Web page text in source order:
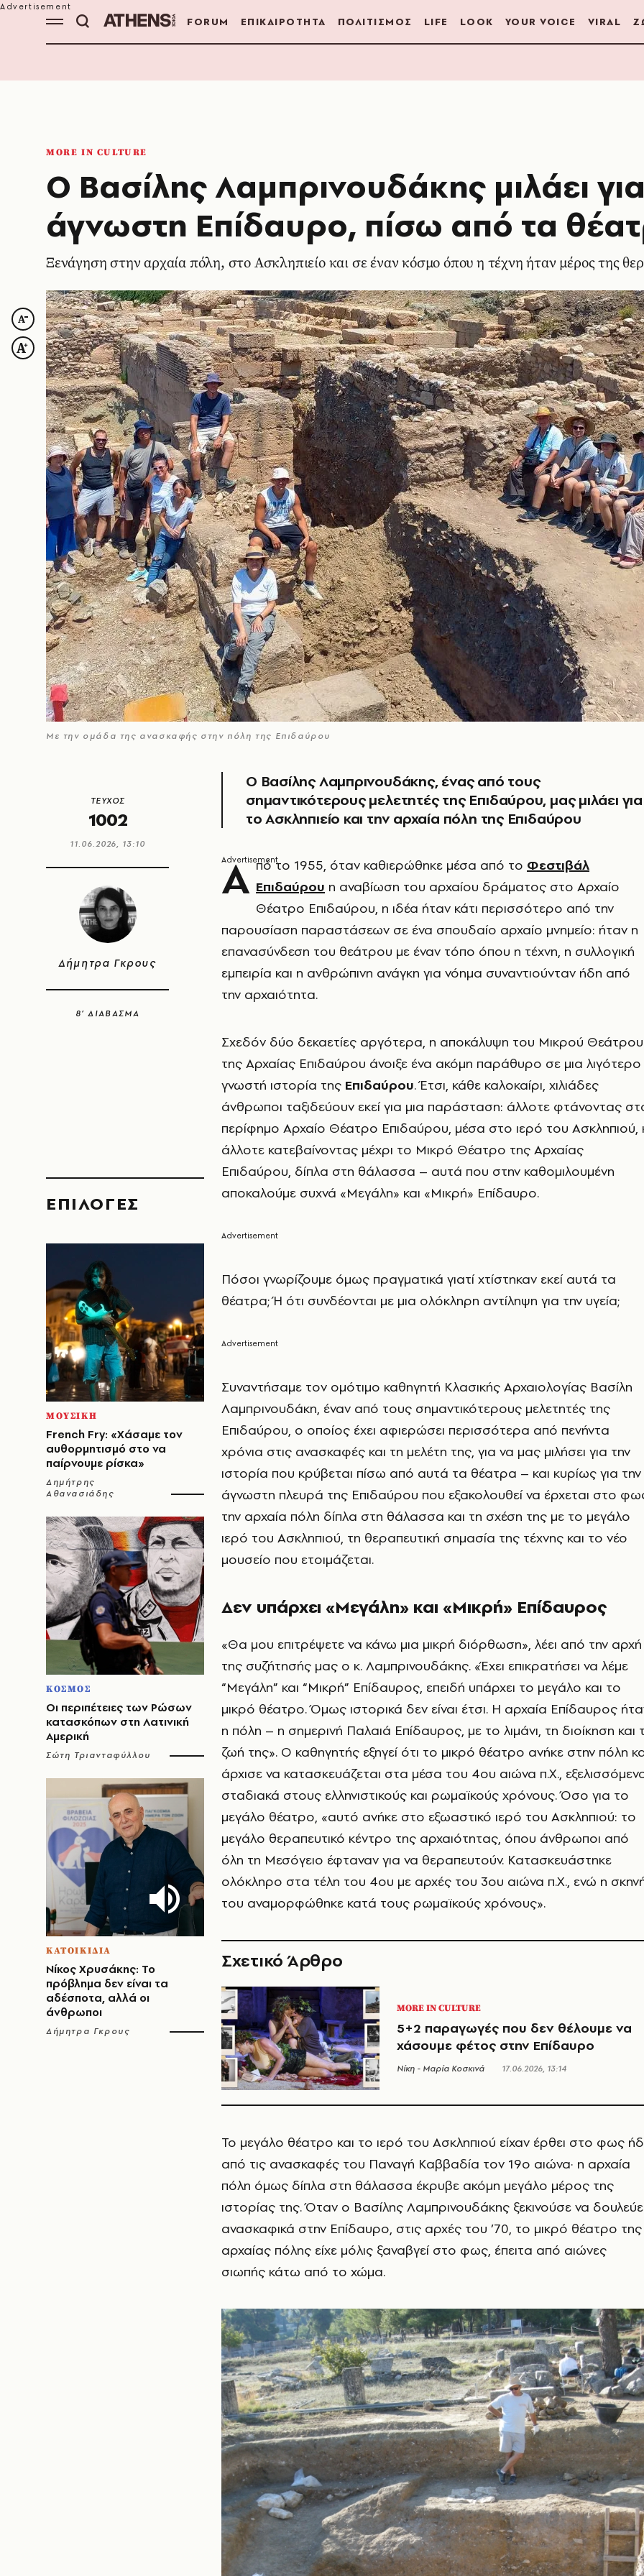
FORUM ΕΠΙΚΑΙΡΟΤΗΤΑ ΠΟΛΙΤΙΣΜΟΣ LIFE LOOK YOUR VOICE VIRAL
MORE IN CULTURE
Ο Βασίλης Λαμπρινουδάκης μιλάει
άγνωστη Επίδαυρο, πίσω από τα
Ξενάγηση στην αρχαία πόλη, στο Ασκληπιείο και σε έναν κόσμο όπου η τέχνη ήταν μέρος της
Με την ομάδα της ανασκαφής στην πόλη της Επιδαύρου
ΤΕΥΧΟΣ
1002
11.06.2026, 13:10
Δήμητρα Γκρους
8’ ΔΙΑΒΑΣΜΑ
EΠΙΛΟΓΈΣ
ΜΟΥΣΙΚΗ
French Fry: «Χάσαμε τον
αυθορμητισμό στο να
παίρνουμε ρίσκα»
Δημήτρης
Αθανασιάδης
ΚΟΣΜΟΣ
Οι περιπέτειες των Ρώσων
κατασκόπων στη Λατινική
Αμερική
Σώτη Τριανταφύλλου
ΚΑΤΟΙΚΙΔΙΑ
Νίκος Χρυσάκης: Το
πρόβλημα δεν είναι τα
αδέσποτα, αλλά οι
άνθρωποι
Δήμητρα Γκρους
Ο Βασίλης Λαμπρινουδάκης, ένας από τους
σημαντικότερους μελετητές της Επιδαύρου, μας μιλάει για
το Ασκληπιείο και την αρχαία πόλη της Επιδαύρου
Α πό το 1955, όταν καθιερώθηκε μέσα από το Φεστιβάλ
Επιδαύρου η αναβίωση του αρχαίου δράματος στο Αρχαίο
Θέατρο Επιδαύρου, η ιδέα ήταν κάτι περισσότερο από την
παρουσίαση παραστάσεων σε ένα σπουδαίο αρχαίο μνημείο: ήταν η
επανασύνδεση του θεάτρου με έναν τόπο όπου η τέχνη, η συλλογική
εμπειρία και η ανθρώπινη ανάγκη για νόημα συναντιούνταν ήδη από
την αρχαιότητα.
Σχεδόν δύο δεκαετίες αργότερα, η αποκάλυψη του Μικρού Θεάτρου
της Αρχαίας Επιδαύρου άνοιξε ένα ακόμη παράθυρο σε μια λιγότερο
γνωστή ιστορία της Επιδαύρου. Έτσι, κάθε καλοκαίρι, χιλιάδες
άνθρωποι ταξιδεύουν εκεί για μια παράσταση: άλλοτε φτάνοντας
περίφημο Αρχαίο Θέατρο Επιδαύρου, μέσα στο ιερό του Ασκληπιού,
άλλοτε κατεβαίνοντας μέχρι το Μικρό Θέατρο της Αρχαίας
Επιδαύρου, δίπλα στη θάλασσα – αυτά που στην καθομιλουμένη
αποκαλούμε συχνά «Μεγάλη» και «Μικρή» Επίδαυρο.
Πόσοι γνωρίζουμε όμως πραγματικά γιατί χτίστηκαν εκεί αυτά τα
θέατρα; Ή ότι συνδέονται με μια ολόκληρη αντίληψη για την υγεία;
Συναντήσαμε τον ομότιμο καθηγητή Κλασικής Αρχαιολογίας Βασίλη
Λαμπρινουδάκη, έναν από τους σημαντικότερους μελετητές της
Επιδαύρου, ο οποίος έχει αφιερώσει περισσότερα από πενήντα
χρόνια στις ανασκαφές και τη μελέτη της, για να μας μιλήσει για την
ιστορία που κρύβεται πίσω από αυτά τα θέατρα – και κυρίως για την
άγνωστη πλευρά της Επιδαύρου που εξακολουθεί να έρχεται στο
την αρχαία πόλη δίπλα στη θάλασσα και τη σχέση της με το μεγάλο
ιερό του Ασκληπιού, τη θεραπευτική σημασία της τέχνης και το νέο
μουσείο που ετοιμάζεται.
Δεν υπάρχει «Μεγάλη» και «Μικρή» Επίδαυρος
«Θα μου επιτρέψετε να κάνω μια μικρή διόρθωση», λέει από την αρχή
της συζήτησής μας ο κ. Λαμπρινουδάκης. «Έχει επικρατήσει να λέμε
“Μεγάλη” και “Μικρή” Επίδαυρος, επειδή υπάρχει το μεγάλο και το
μικρό θέατρο. Όμως ιστορικά δεν είναι έτσι. Η αρχαία Επίδαυρος
η πόλη – η σημερινή Παλαιά Επίδαυρος, με το λιμάνι, τη διοίκηση και
ζωή της». Ο καθηγητής εξηγεί ότι το μικρό θέατρο ανήκε στην πόλη
άρχισε να κατασκευάζεται στα μέσα του 4ου αιώνα π.Χ.,
σταδιακά στους ελληνιστικούς και ρωμαϊκούς χρόνους. Όσο για το
μεγάλο θέατρο, «αυτό ανήκε στο εξωαστικό ιερό του Ασκληπιού: το
μεγάλο θεραπευτικό κέντρο της αρχαιότητας, όπου άνθρωποι από
όλη τη Μεσόγειο έφταναν για να θεραπευτούν. Κατασκευάστηκε
ολόκληρο στα τέλη του 4ου με αρχές του 3ου αιώνα π.Χ., ενώ η
του αναμορφώθηκε κατά τους ρωμαϊκούς χρόνους».
Σχετικό Άρθρο
MORE IN CULTURE
5+2 παραγωγές που δεν θέλουμε να
χάσουμε φέτος στην Επίδαυρο
Νίκη - Μαρία Κοσκινά 17.06.2026, 13:14
Το μεγάλο θέατρο και το ιερό του Ασκληπιού είχαν έρθει στο φως
από τις ανασκαφές του Παναγή Καββαδία τον 19ο αιώνα· η αρχαία
πόλη όμως δίπλα στη θάλασσα έκρυβε ακόμη μεγάλο μέρος της
ιστορίας της. Όταν ο Βασίλης Λαμπρινουδάκης ξεκινούσε να
ανασκαφικά στην Επίδαυρο, στις αρχές του ’70, το μικρό θέατρο της
αρχαίας πόλης είχε μόλις ξαναβγεί στο φως, έπειτα από αιώνες
σιωπής κάτω από το χώμα.